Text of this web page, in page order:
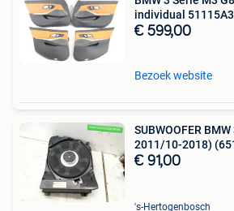
individual
€ 599,00
Bezoek website
SUBWOOFER
2011/10-2018)
€ 91,00
's-Hertogenbosch